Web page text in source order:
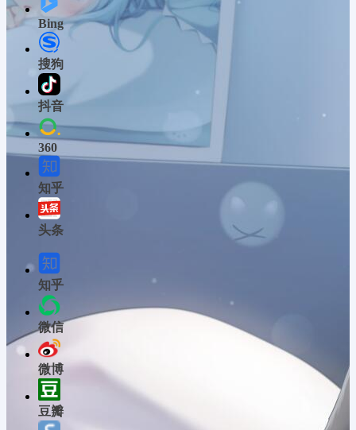
Bing
搜狗
抖音
360
知乎
头条
知乎
微信
微博
豆瓣